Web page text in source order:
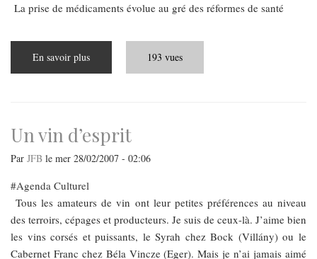
La prise de médicaments évolue au gré des réformes de santé
En savoir plus
sur
193 vues
Un vin d’esprit
Par JFB le mer 28/02/2007 - 02:06
Agenda Culturel
Tous les amateurs de vin ont leur petites préférences au niveau
des terroirs, cépages et producteurs. Je suis de ceux-là. J’aime bien
les vins corsés et puissants, le Syrah chez Bock (Villány) ou le
Cabernet Franc chez Béla Vincze (Eger). Mais je n’ai jamais aimé